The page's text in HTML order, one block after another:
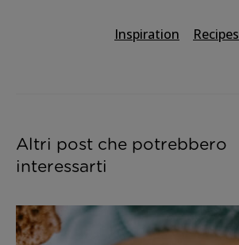
Inspiration Recipes
Altri post che potrebbero
interessarti